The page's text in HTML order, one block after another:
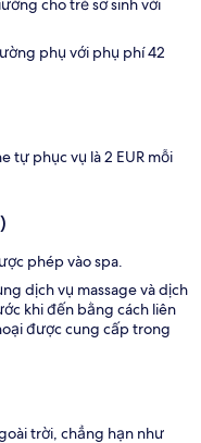
cho trẻ sơ sinh với
phụ với phụ phí 42
tự phục vụ là 2 EUR mỗi
phép vào spa.
dịch vụ massage và dịch
khi đến bằng cách liên
được cung cấp trong
trời, chẳng hạn như